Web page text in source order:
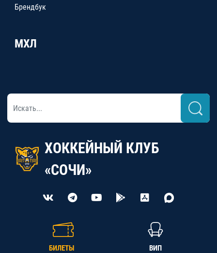
Брендбук
МХЛ
ХОККЕЙНЫЙ КЛУБ
«СОЧИ»
БИЛЕТЫ ВИП